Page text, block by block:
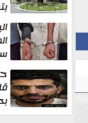
مراكز الإصلاح
الدكرور